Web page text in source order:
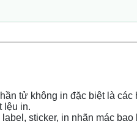
tử không in đặc biệt là các
lệu in.
sticker, in nhãn mác bao